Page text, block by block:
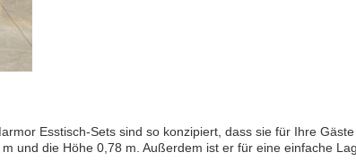
Esstisch-Sets sind so konzipiert, dass sie für Ihre
und die Höhe 0,78 m. Außerdem ist er für eine einfache